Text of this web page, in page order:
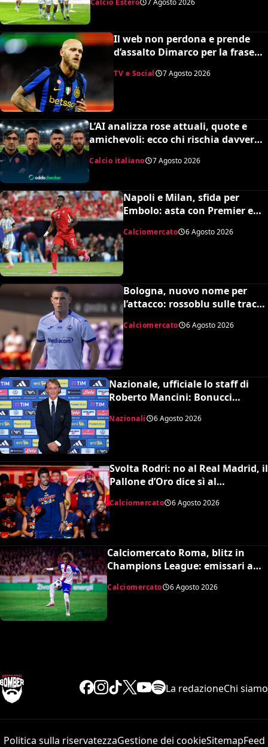
pregiati
Il web non perdona e prende
d’assalto Dimarco per la frase
TV e Social 7 Agosto 2026
L’AI analizza rose attuali, quote e
amichevoli: ecco chi rischia davvero
un’insospettabile
Calcio italiano 7 Agosto 2026
Napoli e Milan, sfida per
Embolo: asta con Premier e
MLS, il prezzo
Calciomercato 6 Agosto 2026
Bologna, nuovo nome per
l’attacco: rossoblu sulle tracce
Calciomercato 6 Agosto 2026
Nazionale, ufficiale lo staff di
Roberto Mancini: Bonucci
Nazionali 6 Agosto 2026
Svolta Rodri: no al Real Madrid, il
Pallone d’Oro dice sì al
Barcellona per 50 milioni
Calciomercato 6 Agosto 2026
Calciomercato Roma, blitz in
Champions League: emissari a
Calciomercato 6 Agosto 2026
La redazioneChi siamo
Politica sulla riservatezzaGestione dei cookieSitemapFeed